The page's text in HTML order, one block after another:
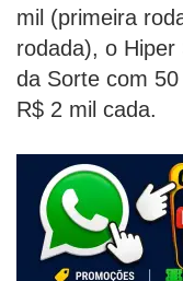
mil (primeira
rodada), o
da Sorte com
R$ 2 mil cada.